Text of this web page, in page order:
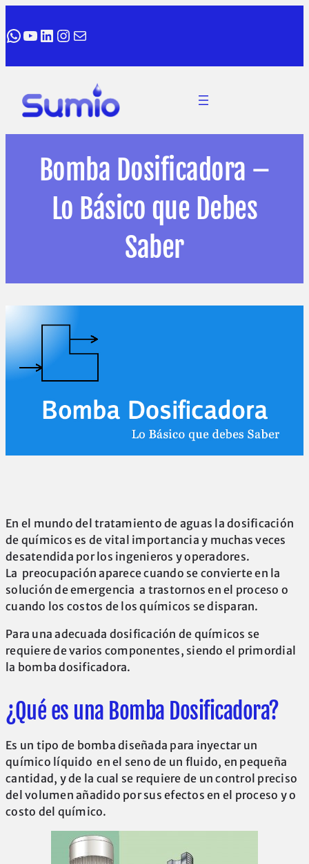
WhatsApp
YouTube
LinkedIn
Instagram
Correo electrónico
Bomba Dosificadora –
Lo Básico que Debes
Saber
En el mundo del tratamiento de aguas la dosificación
de químicos es de vital importancia y muchas veces
desatendida por los ingenieros y operadores.
La preocupación aparece cuando se convierte en la
solución de emergencia a trastornos en el proceso o
cuando los costos de los químicos se disparan.
Para una adecuada dosificación de químicos se
requiere de varios componentes, siendo el primordial
la bomba dosificadora.
¿Qué es una Bomba Dosificadora?
Es un tipo de bomba diseñada para inyectar un
químico líquido en el seno de un fluido, en pequeña
cantidad, y de la cual se requiere de un control preciso
del volumen añadido por sus efectos en el proceso y o
costo del químico.